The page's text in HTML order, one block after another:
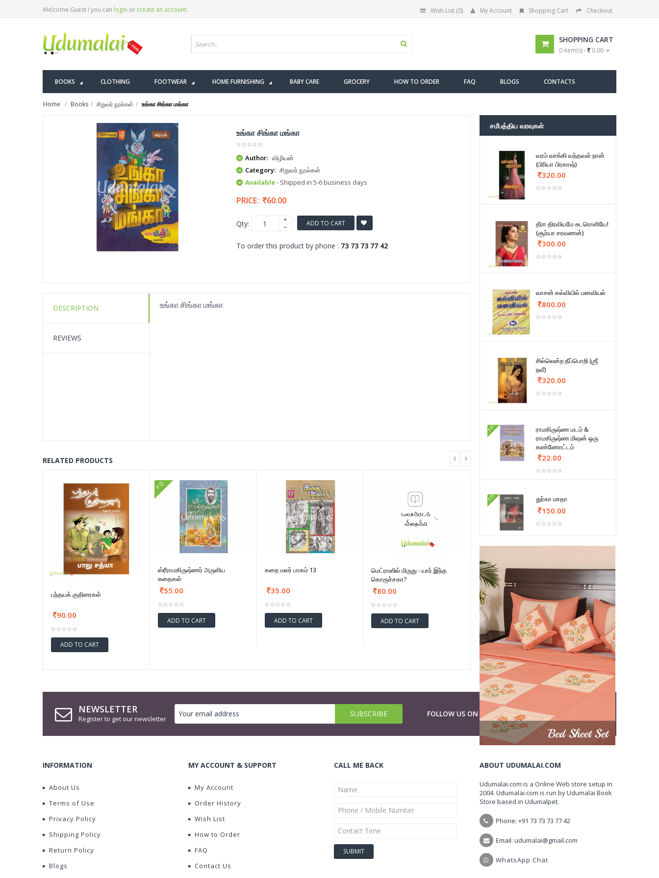
Welcome Guest ! you can login or create an account. Wish List (0) My Account Shopping Cart Checkout
SHOPPING CART
0 item(s) - 0.00
BOOKS CLOTHING FOOTWEAR HOME FURNISHING BABY CARE GROCERY HOW TO ORDER FAQ BLOGS CONTACTS
Home Books சிறுவர் நூல்கள் உங்கா சிங்கா மங்கா
உங்கா சிங்கா மங்கா
Author: விழியன்
Category: சிறுவர் நூல்கள்
Available- Shipped in 5-6 business days
PRICE: 60.00
Qty: ADD TO CART
To order this product by phone : 73 73 73 77 42
DESCRIPTION
REVIEWS
உங்கா சிங்கா மங்கா
RELATED PRODUCTS
பந்தயக் குதிரைகள்
90.00
ADD TO CART
FD
ஸ்ரீராமகிருஷ்ணர் அருளிய
கதைகள்
55.00
ADD TO CART
கதை மலர் பாகம் 13
35.00
ADD TO CART
மெட்ராஸில் மிருது - யார் இந்த
கொரூச்சகா?
80.00
ADD TO CART
சமீபத்திய வரவுகள்
வரம் வாங்கி வந்தவள் நான்
(பிரியா பிரகாஷ்)
320.00
தீரா திரவியமே சுடரொளியே!
(சூர்யா சரவணன்)
300.00
வாசன் கல்வியில் மனவியல்
800.00
சில்லென்ற தீப்பொறி (ஶ்ரீ
நவீ)
320.00
FD
ராமகிருஷ்ண மடம் &
ராமகிருஷ்ண மிஷன் ஒரு
கண்ணோட்டம்
22.00
FD துர்கா மாதா
150.00
NEWSLETTER
Register to get our newsletter
FOLLOW US ON
INFORMATION
About Us
Terms of Use
Privacy Policy
Shipping Policy
Return Policy
Blogs
MY ACCOUNT & SUPPORT
My Account
Order History
Wish List
How to Order
FAQ
Contact Us
CALL ME BACK ABOUT UDUMALAI.COM
Udumalai.com is a Online Web store setup in
2004. Udumalai.com is run by Udumalai Book
Store based in Udumalpet.
Phone: +91 73 73 73 77 42
Email: udumalai@gmail.com
WhatsApp Chat